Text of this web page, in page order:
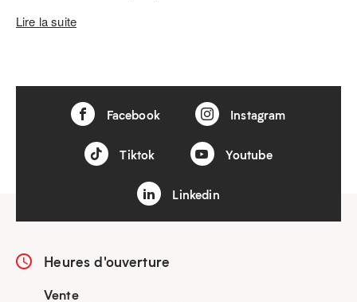
Lire la suite
Facebook Instagram
Tiktok Youtube
Linkedin
Heures d'ouverture
Vente